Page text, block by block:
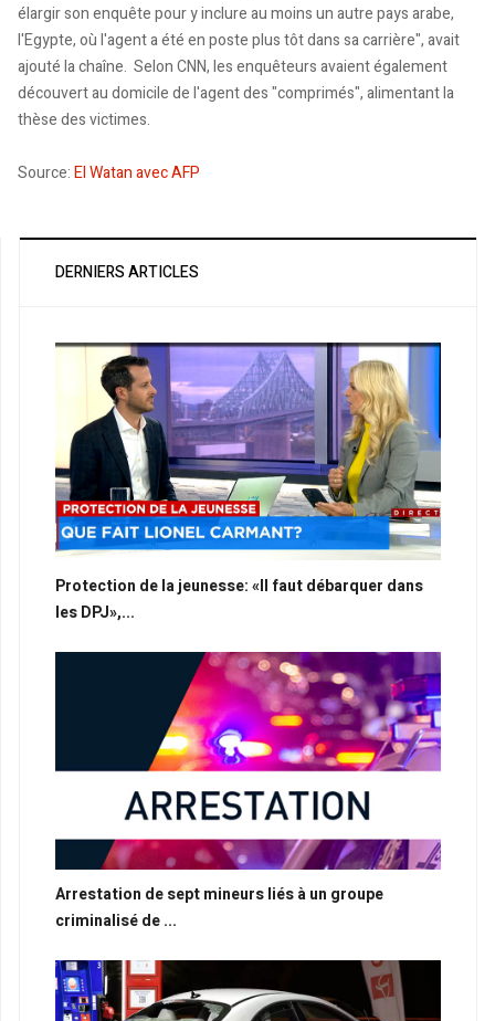
élargir son enquête pour y inclure au moins un autre pays arabe,
l'Egypte, où l'agent a été en poste plus tôt dans sa carrière", avait
ajouté la chaîne. Selon CNN, les enquêteurs avaient également
découvert au domicile de l'agent des "comprimés", alimentant la
thèse des victimes.
Source:El Watan avec AFP
DERNIERS ARTICLES
Protection de la jeunesse: «Il faut débarquer dans
les DPJ»,...
Arrestation de sept mineurs liés à un groupe
criminalisé de ...